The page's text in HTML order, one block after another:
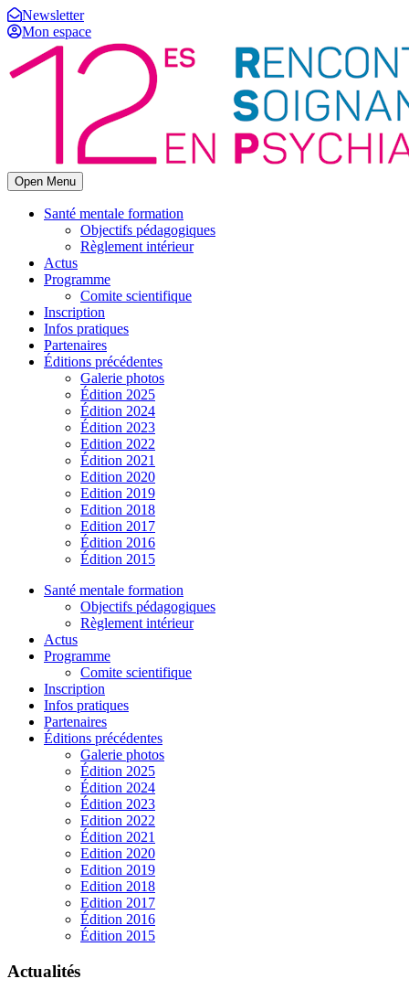
Newsletter
Mon espace
Open Menu
Santé mentale formation
Objectifs pédagogiques
Règlement intérieur
Actus
Programme
Comite scientifique
Inscription
Infos pratiques
Partenaires
Éditions précédentes
Galerie photos
Édition 2025
Édition 2024
Édition 2023
Edition 2022
Édition 2021
Edition 2020
Edition 2019
Edition 2018
Edition 2017
Édition 2016
Édition 2015
Santé mentale formation
Objectifs pédagogiques
Règlement intérieur
Actus
Programme
Comite scientifique
Inscription
Infos pratiques
Partenaires
Éditions précédentes
Galerie photos
Édition 2025
Édition 2024
Édition 2023
Edition 2022
Édition 2021
Edition 2020
Edition 2019
Edition 2018
Edition 2017
Édition 2016
Édition 2015
Actualités